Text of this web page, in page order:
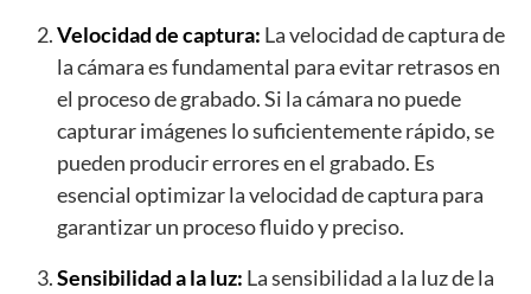
Velocidad de captura: La velocidad de captura de
la cámara es fundamental para evitar retrasos en
el proceso de grabado. Si la cámara no puede
capturar imágenes lo suficientemente rápido, se
pueden producir errores en el grabado. Es
esencial optimizar la velocidad de captura para
garantizar un proceso fluido y preciso.
Sensibilidad a la luz: La sensibilidad a la luz de la